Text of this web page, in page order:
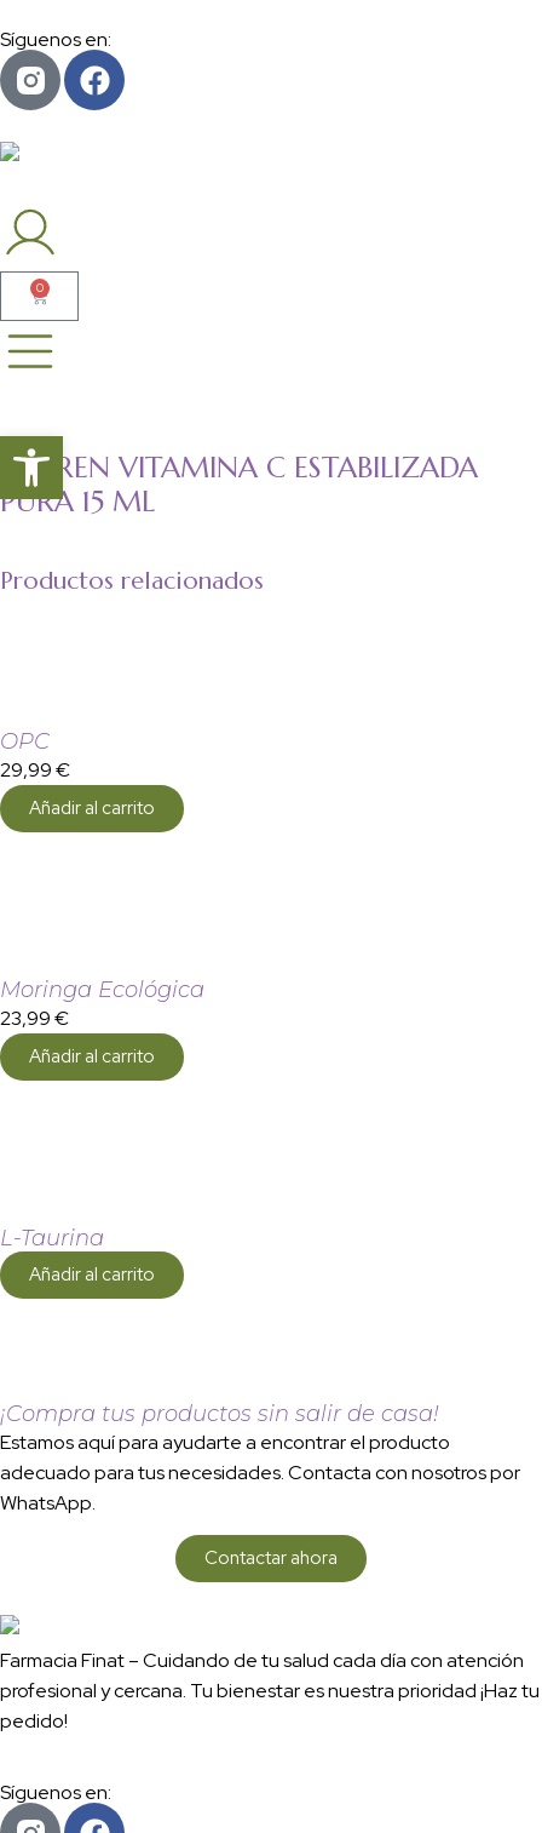
Síguenos en:
0
LOVREN VITAMINA C ESTABILIZADA
PURA 15 ML
Productos relacionados
OPC
29,99€
Añadir al carrito
Moringa Ecológica
23,99€
Añadir al carrito
L-Taurina
Añadir al carrito
¡Compra tus productos sin salir de casa!
Estamos aquí para ayudarte a encontrar el producto
adecuado para tus necesidades. Contacta con nosotros por
WhatsApp.
Contactar ahora
Farmacia Finat – Cuidando de tu salud cada día con atención
profesional y cercana. Tu bienestar es nuestra prioridad ¡Haz tu
pedido!
Síguenos en:
Abrir barra de herramientas